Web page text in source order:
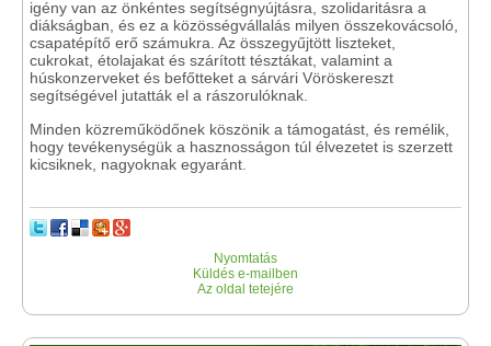
igény van az önkéntes segítségnyújtásra, szolidaritásra a
diákságban, és ez a közösségvállalás milyen összekovácsoló,
csapatépítő erő számukra. Az összegyűjtött liszteket,
cukrokat, étolajakat és szárított tésztákat, valamint a
húskonzerveket és befőtteket a sárvári Vöröskereszt
segítségével jutatták el a rászorulóknak.
Minden közreműködőnek köszönik a támogatást, és remélik,
hogy tevékenységük a hasznosságon túl élvezetet is szerzett
kicsiknek, nagyoknak egyaránt.
Nyomtatás
Küldés e-mailben
Az oldal tetejére